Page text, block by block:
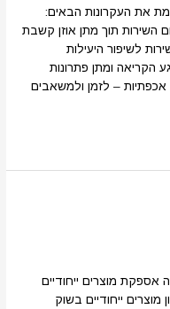
את העקרונות הבאים:
השירות תוך מתן אוזן קשבת
לשיפור היעילות
תוך 24 שעות מרגע הקריאה ומתן פתרונות
אכפתיות – לזמן ולמשאבים
מטרת החברה אספקת מוצרים ייחודיים
ייחודיים בשוק